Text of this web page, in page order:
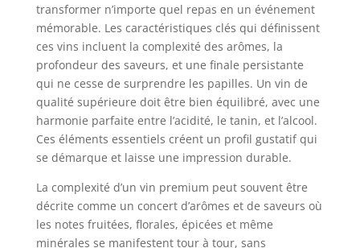
transformer n’importe quel repas en un événement
mémorable. Les caractéristiques clés qui définissent
ces vins incluent la complexité des arômes, la
profondeur des saveurs, et une finale persistante
qui ne cesse de surprendre les papilles. Un vin de
qualité supérieure doit être bien équilibré, avec une
harmonie parfaite entre l’acidité, le tanin, et l’alcool.
Ces éléments essentiels créent un profil gustatif qui
se démarque et laisse une impression durable.
La complexité d’un vin premium peut souvent être
décrite comme un concert d’arômes et de saveurs où
les notes fruitées, florales, épicées et même
minérales se manifestent tour à tour, sans